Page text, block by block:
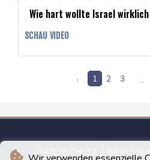
Wie hart wollte Israel
SCHAU VIDEO
‹ 1 2 3 ...
DATENSCHUTZ IMPRESSUM